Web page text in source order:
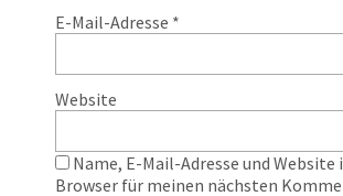
E-Mail-Adresse *
Website
Name, E-Mail-Adresse und Website
Browser für meinen nächsten